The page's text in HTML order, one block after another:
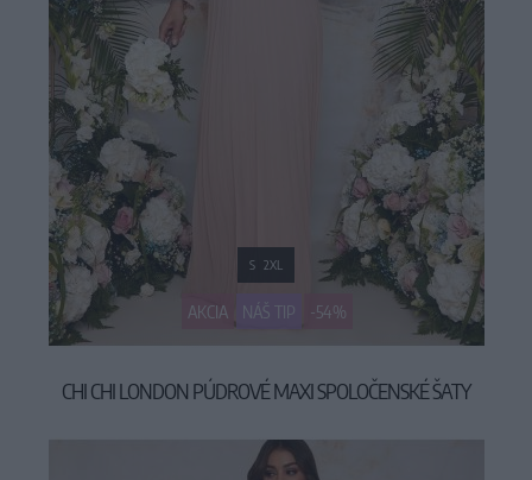
AKCIA NÁŠ TIP -54%
S 2XL
CHI CHI LONDON PÚDROVÉ MAXI SPOLOČENSKÉ ŠATY
59,90 €